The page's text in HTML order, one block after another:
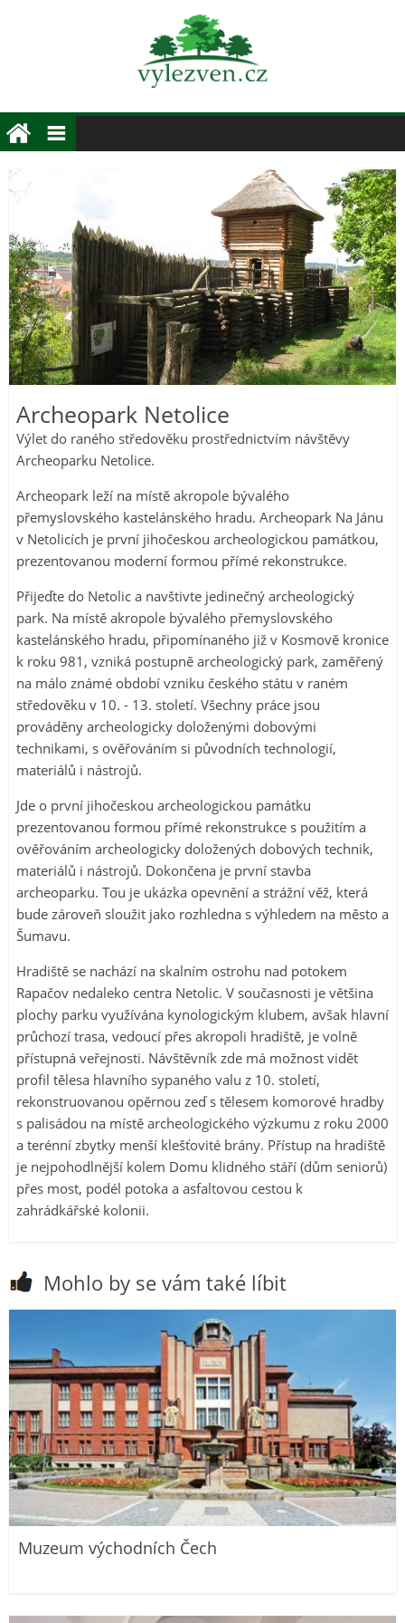
Archeopark Netolice
Výlet do raného středověku prostřednictvím návštěvy
Archeoparku Netolice.
Archeopark leží na místě akropole bývalého
přemyslovského kastelánského hradu. Archeopark Na Jánu
v Netolicích je první jihočeskou archeologickou památkou,
prezentovanou moderní formou přímé rekonstrukce.
Přijeďte do Netolic a navštivte jedinečný archeologický
park. Na místě akropole bývalého přemyslovského
kastelánského hradu, připomínaného již v Kosmově kronice
k roku 981, vzniká postupně archeologický park, zaměřený
na málo známé období vzniku českého státu v raném
středověku v 10. - 13. století. Všechny práce jsou
prováděny archeologicky doloženými dobovými
technikami, s ověřováním si původních technologií,
materiálů i nástrojů.
Jde o první jihočeskou archeologickou památku
prezentovanou formou přímé rekonstrukce s použitím a
ověřováním archeologicky doložených dobových technik,
materiálů i nástrojů. Dokončena je první stavba
archeoparku. Tou je ukázka opevnění a strážní věž, která
bude zároveň sloužit jako rozhledna s výhledem na město a
Šumavu.
Hradiště se nachází na skalním ostrohu nad potokem
Rapačov nedaleko centra Netolic. V současnosti je většina
plochy parku využívána kynologickým klubem, avšak hlavní
průchozí trasa, vedoucí přes akropoli hradiště, je volně
přístupná veřejnosti. Návštěvník zde má možnost vidět
profil tělesa hlavního sypaného valu z 10. století,
rekonstruovanou opěrnou zeď s tělesem komorové hradby
s palisádou na místě archeologického výzkumu z roku 2000
a terénní zbytky menší klešťovité brány. Přístup na hradiště
je nejpohodlnější kolem Domu klidného stáří (dům seniorů)
přes most, podél potoka a asfaltovou cestou k
zahrádkářské kolonii.
Mohlo by se vám také líbit
Muzeum východních Čech